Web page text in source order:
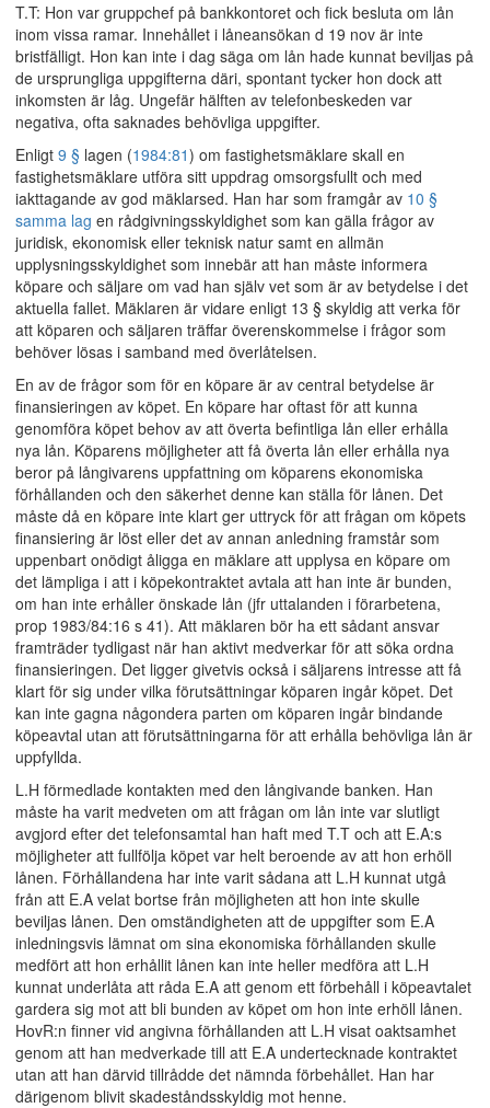
T.T: Hon var gruppchef på bankkontoret och fick besluta om lån
inom vissa ramar. Innehållet i låneansökan d 19 nov är inte
bristfälligt. Hon kan inte i dag säga om lån hade kunnat beviljas på
de ursprungliga uppgifterna däri, spontant tycker hon dock att
inkomsten är låg. Ungefär hälften av telefonbeskeden var
negativa, ofta saknades behövliga uppgifter.
Enligt 9 § lagen (1984:81) om fastighetsmäklare skall en
fastighetsmäklare utföra sitt uppdrag omsorgsfullt och med
iakttagande av god mäklarsed. Han har som framgår av 10 §
samma lag en rådgivningsskyldighet som kan gälla frågor av
juridisk, ekonomisk eller teknisk natur samt en allmän
upplysningsskyldighet som innebär att han måste informera
köpare och säljare om vad han själv vet som är av betydelse i det
aktuella fallet. Mäklaren är vidare enligt 13 § skyldig att verka för
att köparen och säljaren träffar överenskommelse i frågor som
behöver lösas i samband med överlåtelsen.
En av de frågor som för en köpare är av central betydelse är
finansieringen av köpet. En köpare har oftast för att kunna
genomföra köpet behov av att överta befintliga lån eller erhålla
nya lån. Köparens möjligheter att få överta lån eller erhålla nya
beror på långivarens uppfattning om köparens ekonomiska
förhållanden och den säkerhet denne kan ställa för lånen. Det
måste då en köpare inte klart ger uttryck för att frågan om köpets
finansiering är löst eller det av annan anledning framstår som
uppenbart onödigt åligga en mäklare att upplysa en köpare om
det lämpliga i att i köpekontraktet avtala att han inte är bunden,
om han inte erhåller önskade lån (jfr uttalanden i förarbetena,
prop 1983/84:16 s 41). Att mäklaren bör ha ett sådant ansvar
framträder tydligast när han aktivt medverkar för att söka ordna
finansieringen. Det ligger givetvis också i säljarens intresse att få
klart för sig under vilka förutsättningar köparen ingår köpet. Det
kan inte gagna någondera parten om köparen ingår bindande
köpeavtal utan att förutsättningarna för att erhålla behövliga lån är
uppfyllda.
L.H förmedlade kontakten med den långivande banken. Han
måste ha varit medveten om att frågan om lån inte var slutligt
avgjord efter det telefonsamtal han haft med T.T och att E.A:s
möjligheter att fullfölja köpet var helt beroende av att hon erhöll
lånen. Förhållandena har inte varit sådana att L.H kunnat utgå
från att E.A velat bortse från möjligheten att hon inte skulle
beviljas lånen. Den omständigheten att de uppgifter som E.A
inledningsvis lämnat om sina ekonomiska förhållanden skulle
medfört att hon erhållit lånen kan inte heller medföra att L.H
kunnat underlåta att råda E.A att genom ett förbehåll i köpeavtalet
gardera sig mot att bli bunden av köpet om hon inte erhöll lånen.
HovR:n finner vid angivna förhållanden att L.H visat oaktsamhet
genom att han medverkade till att E.A undertecknade kontraktet
utan att han därvid tillrådde det nämnda förbehållet. Han har
därigenom blivit skadeståndsskyldig mot henne.